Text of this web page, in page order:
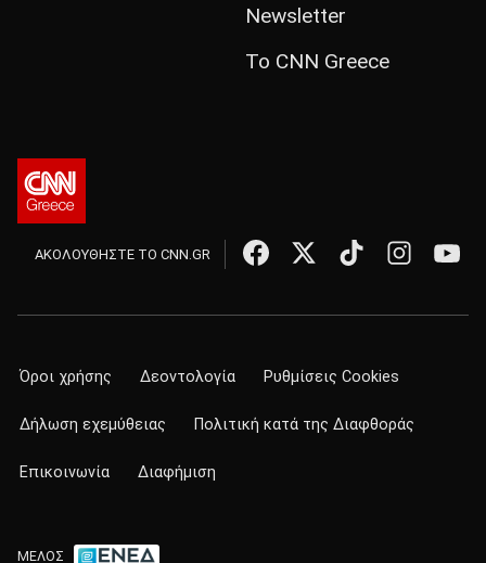
Newsletter
Το CNN Greece
ΑΚΟΛΟΥΘΗΣΤΕ ΤΟ CNN.GR
Όροι χρήσης Δεοντολογία Ρυθμίσεις Cookies
Δήλωση εχεμύθειας Πολιτική κατά της Διαφθοράς
Επικοινωνία Διαφήμιση
ΜΕΛΟΣ